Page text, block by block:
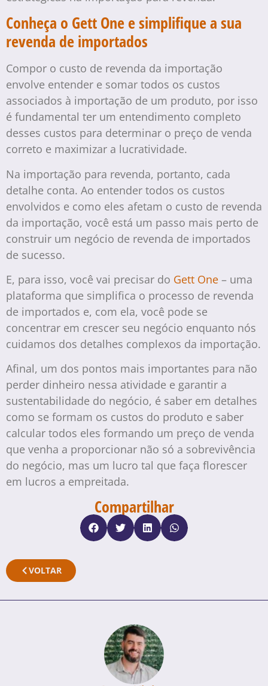
Conheça o Gett One e simplifique a sua
revenda de importados
Compor o custo de revenda da importação
envolve entender e somar todos os custos
associados à importação de um produto, por isso
é fundamental ter um entendimento completo
desses custos para determinar o preço de venda
correto e maximizar a lucratividade.
Na importação para revenda, portanto, cada
detalhe conta. Ao entender todos os custos
envolvidos e como eles afetam o custo de revenda
da importação, você está um passo mais perto de
construir um negócio de revenda de importados
de sucesso.
E, para isso, você vai precisar do Gett One – uma
plataforma que simplifica o processo de revenda
de importados e, com ela, você pode se
concentrar em crescer seu negócio enquanto nós
cuidamos dos detalhes complexos da importação.
Afinal, um dos pontos mais importantes para não
perder dinheiro nessa atividade e garantir a
sustentabilidade do negócio, é saber em detalhes
como se formam os custos do produto e saber
calcular todos eles formando um preço de venda
que venha a proporcionar não só a sobrevivência
do negócio, mas um lucro tal que faça florescer
em lucros a empreitada.
Compartilhar
VOLTAR